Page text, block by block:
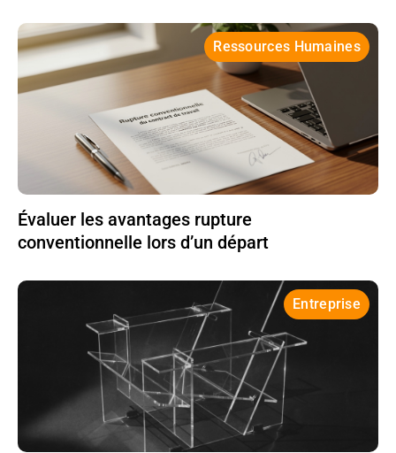
Ressources Humaines
Évaluer les avantages rupture
conventionnelle lors d’un départ
Entreprise